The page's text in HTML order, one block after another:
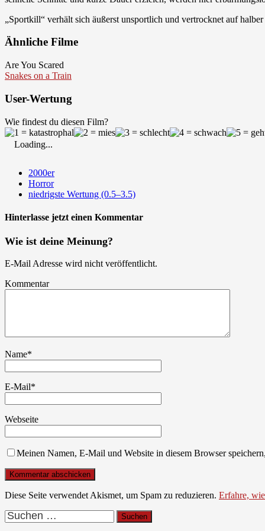
„Sportkill“ verhält sich äußerst unsportlich und vertrocknet auf
Ähnliche Filme
Are You Scared
Snakes on a Train
User-Wertung
Wie findest du diesen Film?
Loading...
2000er
Horror
niedrigste Wertung (0.5–3.5)
Hinterlasse jetzt einen Kommentar
Wie ist deine Meinung?
E-Mail Adresse wird nicht veröffentlicht.
Kommentar
Name*
E-Mail*
Webseite
Meinen Namen, E-Mail und Website in diesem Browser
Diese Seite verwendet Akismet, um Spam zu reduzieren. Erfahre,
Suchen
nach: